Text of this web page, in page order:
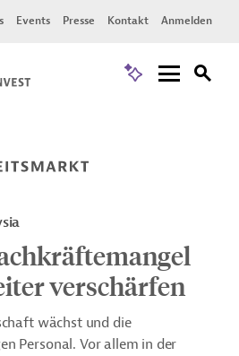
Events Presse Kontakt Anmelden
verschärfen
wächst und die
Personal. Vor allem in der